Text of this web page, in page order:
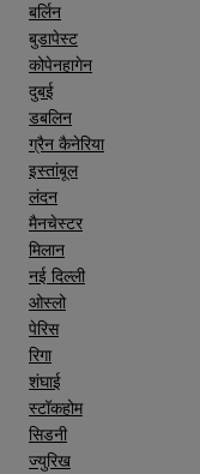
बर्लिन
बुडापेस्ट
कोपेनहागेन
दुबई
डबलिन
ग्रैन कैनेरिया
इस्तांबूल
लंदन
मैनचेस्टर
मिलान
नई दिल्ली
ओस्लो
पेरिस
रिगा
शंघाई
स्टॉकहोम
सिडनी
ज्युरिख